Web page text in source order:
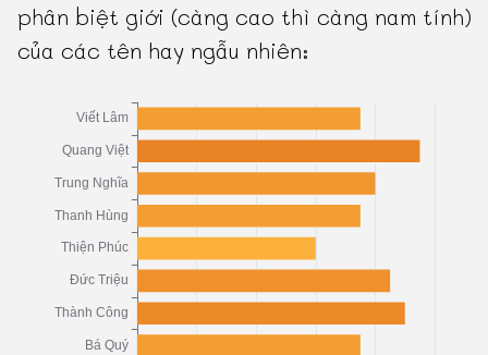
phân biệt giới (càng cao thì càng nam tính)
của các tên hay ngẫu nhiên: